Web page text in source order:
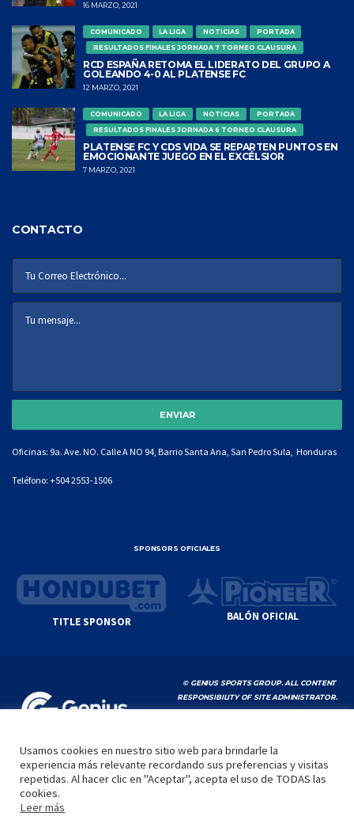
16 MARZO, 2021
COMUNICADO LA LIGA NOTICIAS
PORTADA
RESULTADOS FINALES JORNADA 7 TORNEO CLAUSURA
RCD ESPAÑA RETOMA EL LIDERATO DEL GRUPO A
GOLEANDO 4-0 AL PLATENSE FC
12 MARZO, 2021
COMUNICADO LA LIGA NOTICIAS
PORTADA
RESULTADOS FINALES JORNADA 6 TORNEO CLAUSURA
PLATENSE FC Y CDS VIDA SE REPARTEN PUNTOS EN
EMOCIONANTE JUEGO EN EL EXCÉLSIOR
7 MARZO, 2021
CONTACTO
Oficinas: 9a. Ave. NO. Calle A NO 94, Barrio Santa Ana, San Pedro Sula, Honduras
Teléfono: +504 2553-1506
SPONSORS OFICIALES
TITLE SPONSOR BALÓN OFICIAL
© GENIUS SPORTS GROUP. ALL CONTENT
RESPONSIBILITY OF SITE ADMINISTRATOR.
YOUTUBE TERMS OF SERVICE|GOOGLE
INICIO LA LIGA VIDEOS MEDIA CONTACTO
Usamos cookies en nuestro sitio web para brindarle la
experiencia más relevante recordando sus preferencias y visitas
repetidas. Al hacer clic en "Aceptar", acepta el uso de TODAS las
cookies.
Leer más